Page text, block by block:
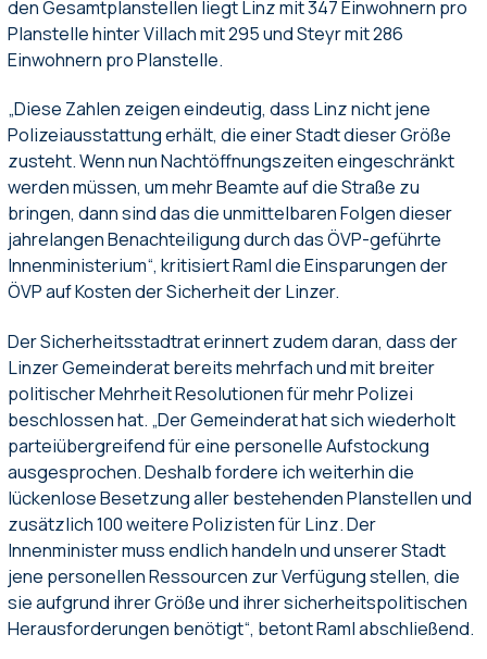
den Gesamtplanstellen liegt Linz mit 347 Einwohnern pro
Planstelle hinter Villach mit 295 und Steyr mit 286
Einwohnern pro Planstelle.
„Diese Zahlen zeigen eindeutig, dass Linz nicht jene
Polizeiausstattung erhält, die einer Stadt dieser Größe
zusteht. Wenn nun Nachtöffnungszeiten eingeschränkt
werden müssen, um mehr Beamte auf die Straße zu
bringen, dann sind das die unmittelbaren Folgen dieser
jahrelangen Benachteiligung durch das ÖVP-geführte
Innenministerium“, kritisiert Raml die Einsparungen der
ÖVP auf Kosten der Sicherheit der Linzer.
Der Sicherheitsstadtrat erinnert zudem daran, dass der
Linzer Gemeinderat bereits mehrfach und mit breiter
politischer Mehrheit Resolutionen für mehr Polizei
beschlossen hat. „Der Gemeinderat hat sich wiederholt
parteiübergreifend für eine personelle Aufstockung
ausgesprochen. Deshalb fordere ich weiterhin die
lückenlose Besetzung aller bestehenden Planstellen und
zusätzlich 100 weitere Polizisten für Linz. Der
Innenminister muss endlich handeln und unserer Stadt
jene personellen Ressourcen zur Verfügung stellen, die
sie aufgrund ihrer Größe und ihrer sicherheitspolitischen
Herausforderungen benötigt“, betont Raml abschließend.